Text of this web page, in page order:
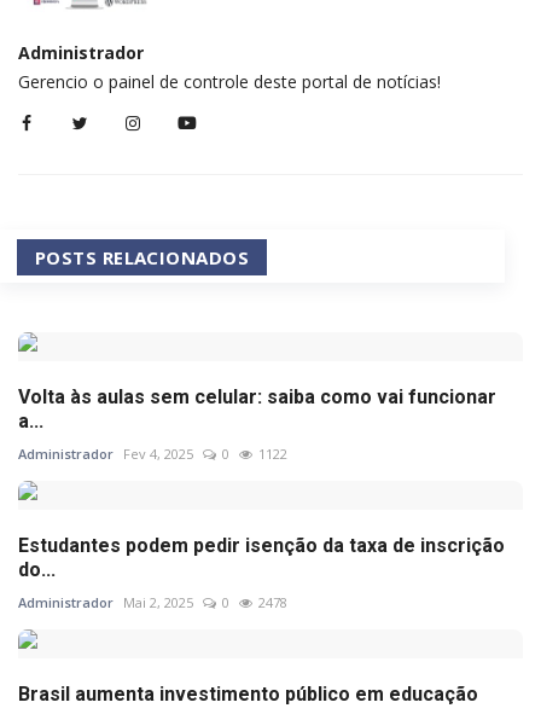
Administrador
Gerencio o painel de controle deste portal de notícias!
POSTS RELACIONADOS
Volta às aulas sem celular: saiba como vai funcionar
a...
Administrador Fev 4, 2025 0 1122
Estudantes podem pedir isenção da taxa de inscrição
do...
Administrador Mai 2, 2025 0 2478
Brasil aumenta investimento público em educação